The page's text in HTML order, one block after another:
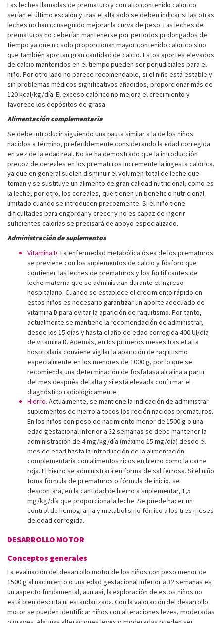
Las leches llamadas de prematuro y con alto contenido calórico
serían el último escalón y tras el alta solo se deben indicar si las otras
leches no han conseguido mejorar la curva de peso. Las leches de
prematuros no deberían mantenerse por periodos prolongados de
tiempo ya que no solo proporcionan mayor contenido calórico sino
que también aportan gran cantidad de calcio. Estos aportes elevados
de calcio mantenidos en el tiempo pueden ser perjudiciales para el
niño. Por otro lado no parece recomendable, si el niño está estable y
sin problemas médicos significativos añadidos, proporcionar más de
120 kcal/kg/día. El exceso calórico no mejora el crecimiento y
favorece los depósitos de grasa.
Alimentación complementaria
Se debe introducir siguiendo una pauta similar a la de los niños
nacidos a término, preferiblemente considerando la edad corregida
en vez de la edad real. No se ha demostrado que la introducción
precoz de cereales en los prematuros incremente la ingesta calórica,
ya que en general suelen disminuir el volumen total de leche que
toman y se sustituye un alimento de gran calidad nutricional, como es
la leche, por otro, los cereales, que tienen un beneficio nutricional
limitado cuando se introducen precozmente. Si el niño tiene
dificultades para engordar y crecer y no es capaz de ingerir
suficientes calorías se precisará de apoyo especializado.
Administración de suplementos
Vitamina D. La enfermedad metabólica ósea de los prematuros
se previene con los suplementos de calcio y fósforo que
contienen las leches de prematuros y los fortificantes de
leche materna que se administran durante el ingreso
hospitalario. Cuando se establece el crecimiento rápido en
estos niños es necesario garantizar un aporte adecuado de
vitamina D para evitar la aparición de raquitismo. Por tanto,
actualmente se mantiene la recomendación de administrar,
desde los 15 días y hasta el año de edad corregida 400 UI/día
de vitamina D. Además, en los primeros meses tras el alta
hospitalaria conviene vigilar la aparición de raquitismo
especialmente en los menores de 1000 g, por lo que se
recomienda una determinación de fosfatasa alcalina a partir
del mes después del alta y si está elevada confirmar el
diagnóstico radiológicamente.
Hierro. Actualmente, se mantiene la indicación de administrar
suplementos de hierro a todos los recién nacidos prematuros.
En los niños con peso de nacimiento menor de 1500 g o una
edad gestacional inferior a 32 semanas se debe mantener la
administración de 4 mg/kg/día (máximo 15 mg/día) desde el
mes de edad hasta la introducción de la alimentación
complementaria con alimentos ricos en hierro como la carne
roja. El hierro se administrará en forma de sal ferrosa. Si el niño
toma fórmula de prematuros o fórmula de inicio, se
descontará, en la cantidad de hierro a suplementar, 1,5
mg/kg/día que proporciona la leche. Se puede hacer un
control de hemograma y metabolismo férrico a los tres meses
de edad corregida.
DESARROLLO MOTOR
Conceptos generales
La evaluación del desarrollo motor de los niños con peso menor de
1500 g al nacimiento o una edad gestacional inferior a 32 semanas es
un aspecto fundamental, aun así, la exploración de estos niños no
está bien descrita ni estandarizada. Con la valoración del desarrollo
motor se pueden identificar niños con alteraciones leves, moderadas